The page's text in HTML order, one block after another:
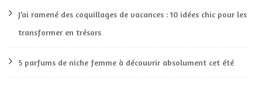
J’ai ramené des coquillages de vacances : 10 idées chic pour les
transformer en trésors
5 parfums de niche femme à découvrir absolument cet été